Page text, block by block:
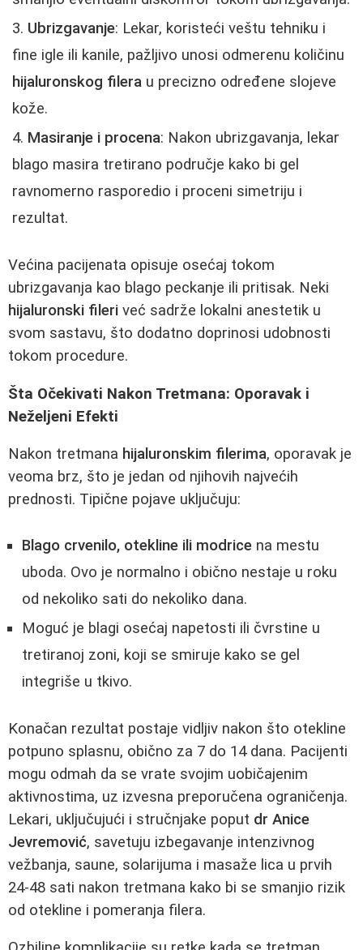
Ubrizgavanje: Lekar, koristeći veštu tehniku i
fine igle ili kanile, pažljivo unosi odmerenu količinu
hijaluronskog filera u precizno određene slojeve
kože.
Masiranje i procena: Nakon ubrizgavanja, lekar
blago masira tretirano područje kako bi gel
ravnomerno rasporedio i proceni simetriju i
rezultat.
Većina pacijenata opisuje osećaj tokom
ubrizgavanja kao blago peckanje ili pritisak. Neki
hijaluronski fileri već sadrže lokalni anestetik u
svom sastavu, što dodatno doprinosi udobnosti
tokom procedure.
Šta Očekivati Nakon Tretmana: Oporavak i
Neželjeni Efekti
Nakon tretmana hijaluronskim filerima, oporavak je
veoma brz, što je jedan od njihovih najvećih
prednosti. Tipične pojave uključuju:
Blago crvenilo, otekline ili modrice na mestu
uboda. Ovo je normalno i obično nestaje u roku
od nekoliko sati do nekoliko dana.
Moguć je blagi osećaj napetosti ili čvrstine u
tretiranoj zoni, koji se smiruje kako se gel
integriše u tkivo.
Konačan rezultat postaje vidljiv nakon što otekline
potpuno splasnu, obično za 7 do 14 dana. Pacijenti
mogu odmah da se vrate svojim uobičajenim
aktivnostima, uz izvesna preporučena ograničenja.
Lekari, uključujući i stručnjake poput dr Anice
Jevremović, savetuju izbegavanje intenzivnog
vežbanja, saune, solarijuma i masaže lica u prvih
24-48 sati nakon tretmana kako bi se smanjio rizik
od otekline i pomeranja filera.